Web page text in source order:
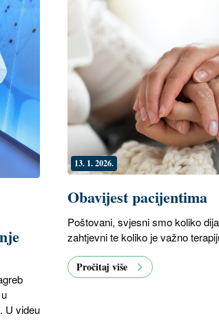
U videu
13. 1. 2026.
Obavijest pacijentima
Poštovani, svjesni smo koliko
zahtjevni te koliko je važno
Pročitaj više